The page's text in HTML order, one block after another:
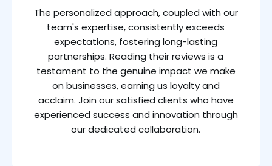
The personalized approach, coupled with our
team's expertise, consistently exceeds
expectations, fostering long-lasting
partnerships. Reading their reviews is a
testament to the genuine impact we make
on businesses, earning us loyalty and
acclaim. Join our satisfied clients who have
experienced success and innovation through
our dedicated collaboration.